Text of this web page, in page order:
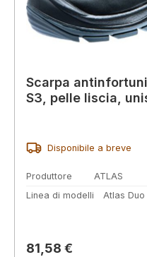
Scarpa
S3, pelle liscia,
Disponibile a breve
Produttore
ATLAS
Linea di modelli
Atlas
Prezzo normale:
81,58 €